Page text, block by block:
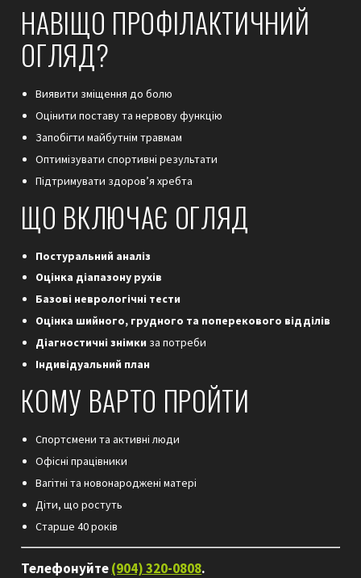
НАВІЩО ПРОФІЛАКТИЧНИЙ
ОГЛЯД?
Виявити зміщення до болю
Оцінити поставу та нервову функцію
Запобігти майбутнім травмам
Оптимізувати спортивні результати
Підтримувати здоров’я хребта
ЩО ВКЛЮЧАЄ ОГЛЯД
Постуральний аналіз
Оцінка діапазону рухів
Базові неврологічні тести
Оцінка шийного, грудного та поперекового відділів
Діагностичні знімки за потреби
Індивідуальний план
КОМУ ВАРТО ПРОЙТИ
Спортсмени та активні люди
Офісні працівники
Вагітні та новонароджені матері
Діти, що ростуть
Старше 40 років
Телефонуйте(904) 320-0808.